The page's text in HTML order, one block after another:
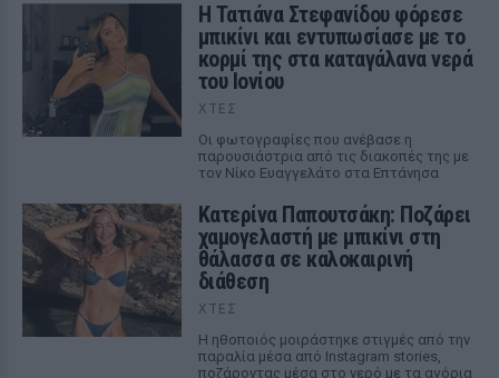
Η Τατιάνα Στεφανίδου φόρεσε
μπικίνι και εντυπωσίασε με το
κορμί της στα καταγάλανα νερά
του Ιονίου
ΧΤΕΣ
Οι φωτογραφίες που ανέβασε η
παρουσιάστρια από τις διακοπές της με
τον Νίκο Ευαγγελάτο στα Επτάνησα
Κατερίνα Παπουτσάκη: Ποζάρει
χαμογελαστή με μπικίνι στη
θάλασσα σε καλοκαιρινή
διάθεση
ΧΤΕΣ
Η ηθοποιός μοιράστηκε στιγμές από την
παραλία μέσα από Instagram stories,
ποζάροντας μέσα στο νερό με τα αγόρια